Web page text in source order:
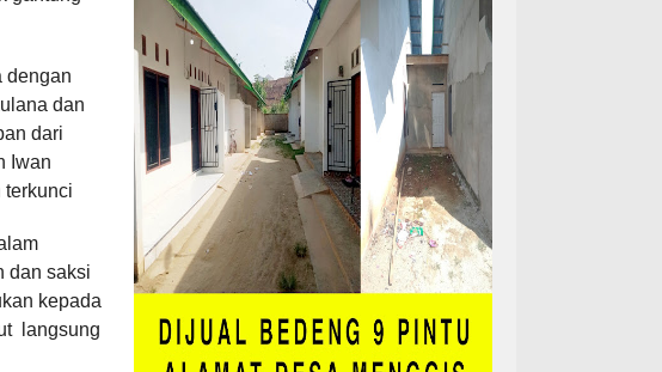
dengan
dan
dari
Iwan
terkunci
dan saksi
kepada
langsung